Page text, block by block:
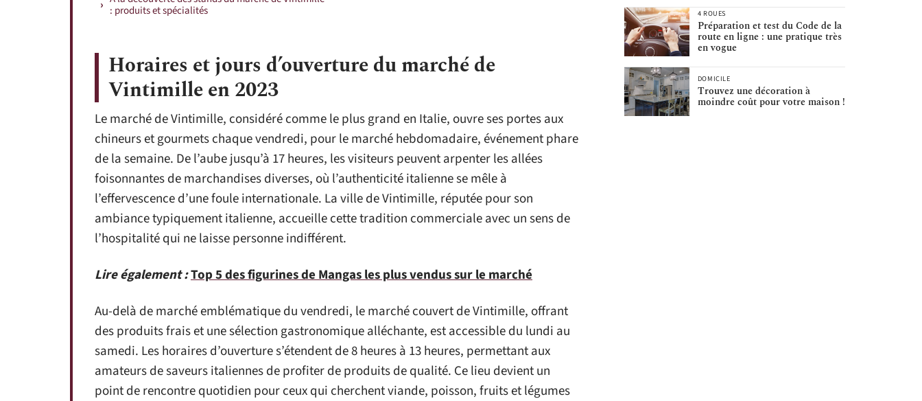
: produits et spécialités
Horaires et jours d’ouverture du marché de
Vintimille en 2023
Le marché de Vintimille, considéré comme le plus grand en Italie, ouvre ses portes aux
chineurs et gourmets chaque vendredi, pour le marché hebdomadaire, événement phare
de la semaine. De l’aube jusqu’à 17 heures, les visiteurs peuvent arpenter les allées
foisonnantes de marchandises diverses, où l’authenticité italienne se mêle à
l’effervescence d’une foule internationale. La ville de Vintimille, réputée pour son
ambiance typiquement italienne, accueille cette tradition commerciale avec un sens de
l’hospitalité qui ne laisse personne indifférent.
Lire également :Top 5 des figurines de Mangas les plus vendus sur le marché
Au-delà de marché emblématique du vendredi, le marché couvert de Vintimille, offrant
des produits frais et une sélection gastronomique alléchante, est accessible du lundi au
samedi. Les horaires d’ouverture s’étendent de 8 heures à 13 heures, permettant aux
amateurs de saveurs italiennes de profiter de produits de qualité. Ce lieu devient un
point de rencontre quotidien pour ceux qui cherchent viande, poisson, fruits et légumes
4 ROUES
Préparation et test du Code de la
route en ligne : une pratique très
en vogue
DOMICILE
Trouvez une décoration à
moindre coût pour votre maison !